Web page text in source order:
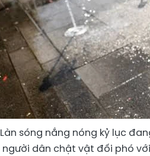
Làn sóng nắng nóng kỷ lục
người dân chật vật đối phó